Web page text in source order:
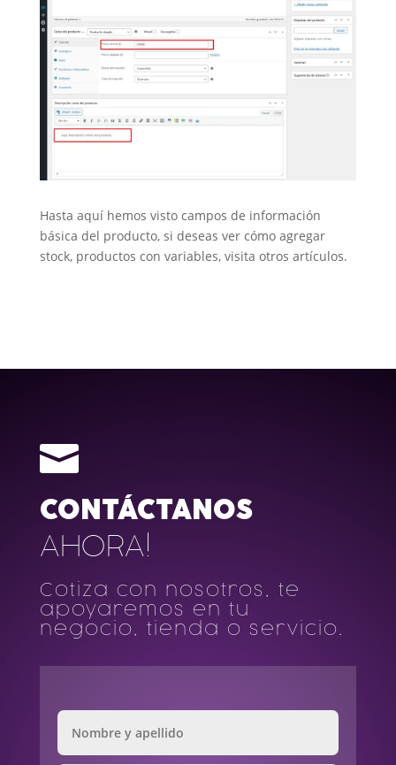
Hasta aquí hemos visto campos de información
básica del producto, si deseas ver cómo agregar
stock, productos con variables, visita otros artículos.

CONTÁCTANOS
AHORA!
Cotiza con nosotros, te
apoyaremos en tu
negocio, tienda o servicio.